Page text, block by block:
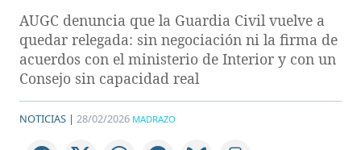
AUGC denuncia que la Guardia Civil vuelve a
quedar relegada: sin negociación ni la firma de
acuerdos con el ministerio de Interior y con un
Consejo sin capacidad real
NOTICIAS | 28/02/2026 MADRAZO